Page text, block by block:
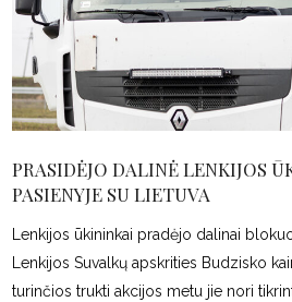
PRASIDĖJO DALINĖ LENKIJOS
PASIENYJE SU LIETUVA
Lenkijos ūkininkai pradėjo dalinai
Lenkijos Suvalkų apskrities Budzisko
turinčios trukti akcijos metu jie nori